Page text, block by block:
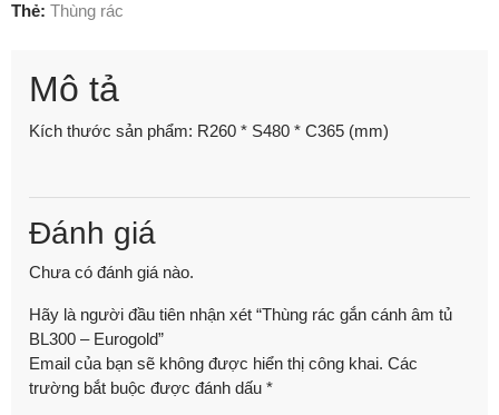
Thẻ: Thùng rác
Mô tả
Kích thước sản phẩm: R260 * S480 * C365 (mm)
Đánh giá
Chưa có đánh giá nào.
Hãy là người đầu tiên nhận xét “Thùng rác gắn cánh âm tủ
BL300 – Eurogold”
Email của bạn sẽ không được hiển thị công khai. Các
trường bắt buộc được đánh dấu *